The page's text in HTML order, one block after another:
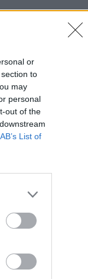
or
to
may
personal
out of the
List of